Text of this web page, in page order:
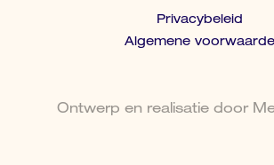
Privacybeleid
Algemene voorwaarde
Ontwerp en realisatie door